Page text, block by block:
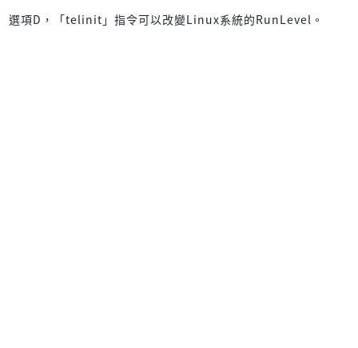
選項D，「telinit」指令可以改變Linux系統的RunLevel。